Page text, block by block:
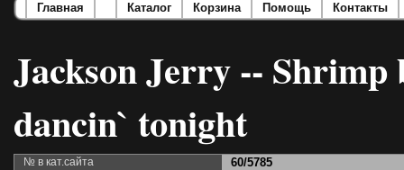
Главная Каталог Корзина Помощь Контакты
Jackson Jerry -- Shrimp
dancin` tonight
№ в кат.сайта 60/5785